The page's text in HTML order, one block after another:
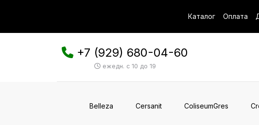
Каталог Оплата
+7 (929) 680-04-60
ежедн. с 10 до 19
Belleza Cersanit ColiseumGres